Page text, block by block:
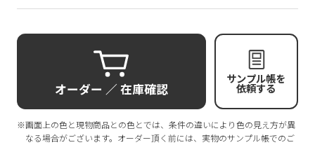
オーダー ／ 在庫確認
サンプル帳を
依頼する
※画面上の色と現物商品との色とでは、条件の違いにより色の見え方が異
なる場合がございます。オーダー頂く前には、実物のサンプル帳でのご